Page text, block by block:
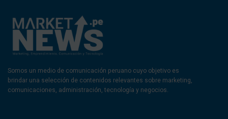
Somos un medio de comunicación peruano cuyo objetivo es
brindar una selección de contenidos relevantes sobre marketing,
comunicaciones, administración, tecnología y negocios.